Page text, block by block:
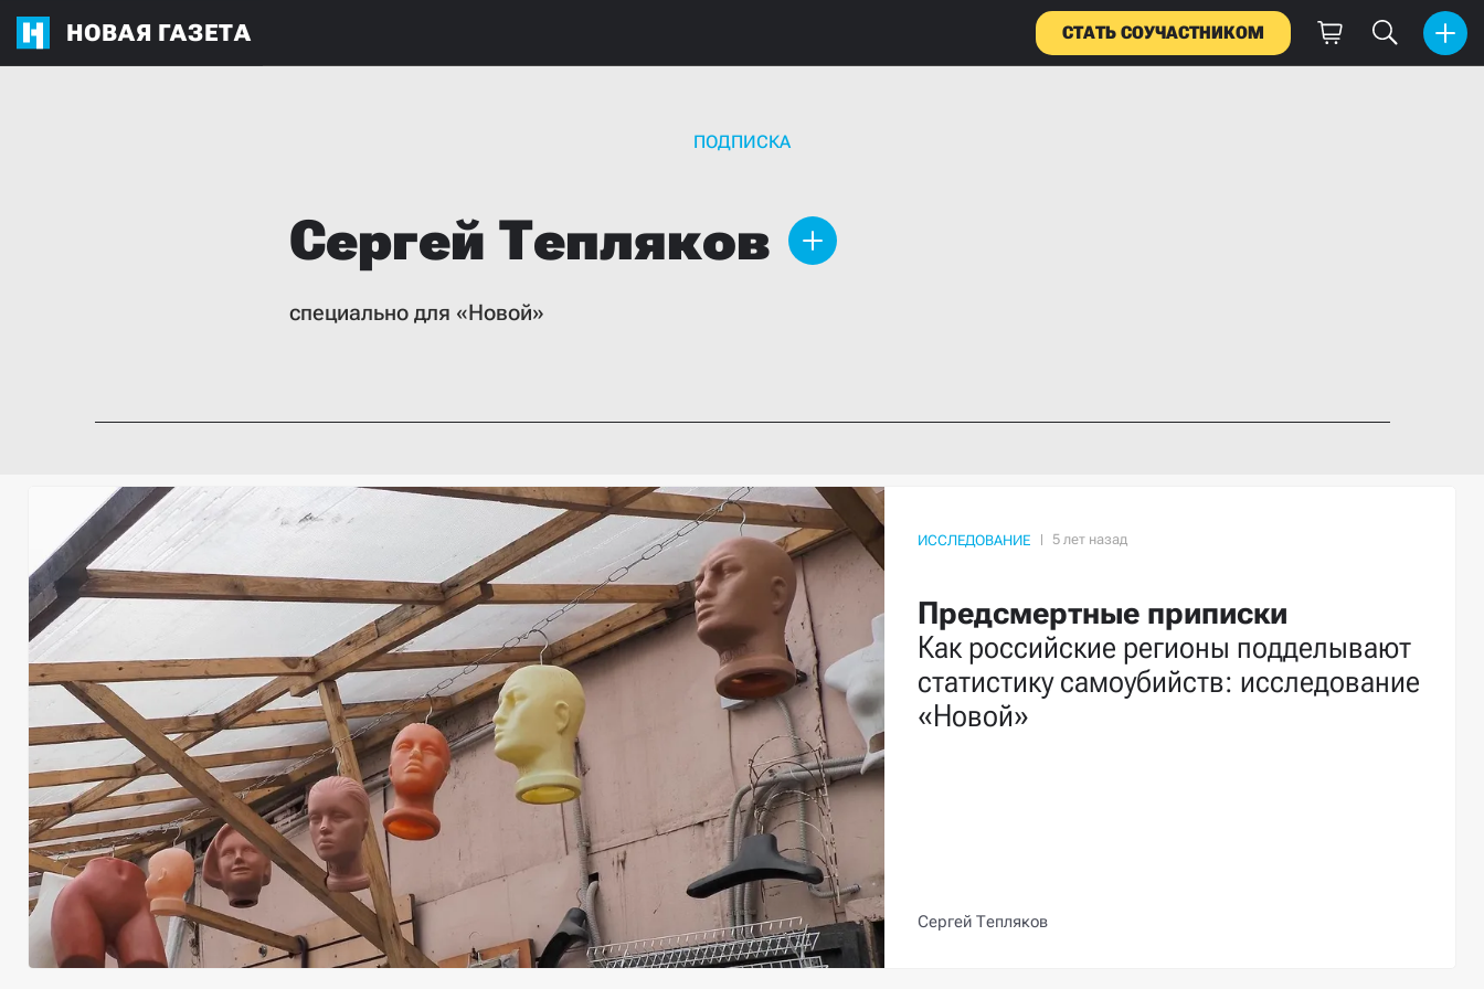
НОВАЯ ГАЗЕТА СТАТЬ СОУЧАСТНИКОМ
ПОДПИСКА
Сергей Тепляков
специально для «Новой»
ИССЛЕДОВАНИЕ
Предсмертные приписки
Как российские регионы подделывают
статистику самоубийств: исследование
«Новой»
Сергей Тепляков